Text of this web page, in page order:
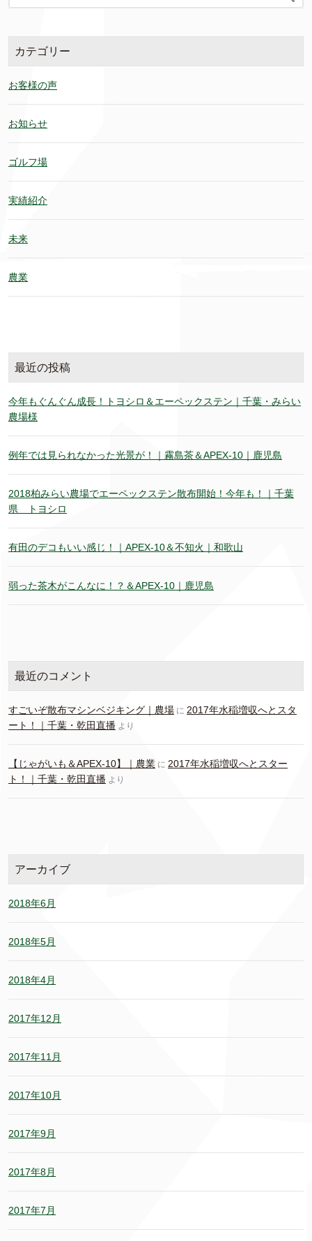
カテゴリー
お客様の声
お知らせ
ゴルフ場
実績紹介
未来
農業
最近の投稿
今年もぐんぐん成長！トヨシロ＆エーペックステン｜千葉・みらい
農場様
例年では見られなかった光景が！｜霧島茶＆APEX-10｜鹿児島
2018柏みらい農場でエーペックステン散布開始！今年も！｜千葉
県 トヨシロ
有田のデコもいい感じ！｜APEX-10＆不知火｜和歌山
弱った茶木がこんなに！？＆APEX-10｜鹿児島
最近のコメント
すごいぞ散布マシンベジキング｜農場 に 2017年水稲増収へとスタ
ート！｜千葉・乾田直播 より
【じゃがいも＆APEX-10】｜農業 に 2017年水稲増収へとスター
ト！｜千葉・乾田直播 より
アーカイブ
2018年6月
2018年5月
2018年4月
2017年12月
2017年11月
2017年10月
2017年9月
2017年8月
2017年7月